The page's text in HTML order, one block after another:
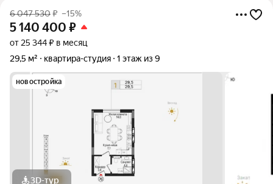
6 047 530₽ –15%
5 140 400 ₽
от 25 344 ₽ в месяц
29,5 м²
квартира-студия 1 этаж из 9
новостройка
3D-тур